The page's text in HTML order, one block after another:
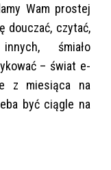
Wam prostej
douczać, czytać,
śmiało
– świat e-
z miesiąca na
być ciągle na